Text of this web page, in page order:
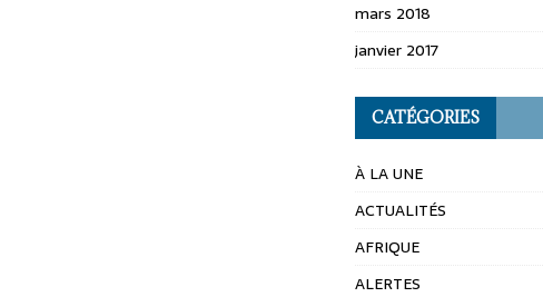
mars 2018
janvier 2017
CATÉGORIES
À LA UNE
ACTUALITÉS
AFRIQUE
ALERTES